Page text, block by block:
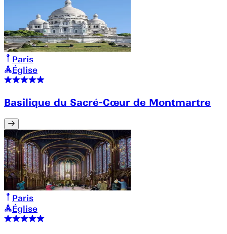
Paris
Église
Basilique du Sacré-Cœur de Montmartre
Paris
Église